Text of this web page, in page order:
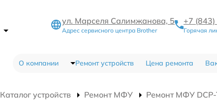
ул. Марселя Салимжанова, 5
Адрес сервисного центра Brother
+7
Горячая
О компании Ремонт устройств Цена ремонта
Каталог устройств Ремонт МФУ Ремонт МФУ